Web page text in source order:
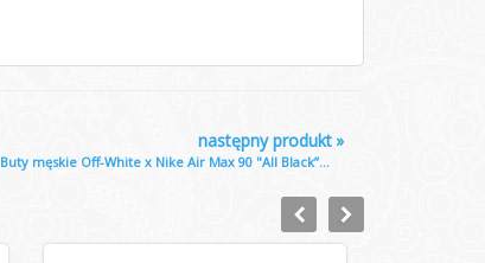
»
następny produkt
Buty męskie Off-White x Nike Air Max 90 "All Black”...